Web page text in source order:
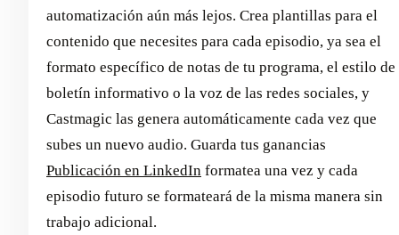
automatización aún más lejos. Crea plantillas para el
contenido que necesites para cada episodio, ya sea el
formato específico de notas de tu programa, el estilo de
boletín informativo o la voz de las redes sociales, y
Castmagic las genera automáticamente cada vez que
subes un nuevo audio. Guarda tus ganancias
Publicación en LinkedIn formatea una vez y cada
episodio futuro se formateará de la misma manera sin
trabajo adicional.